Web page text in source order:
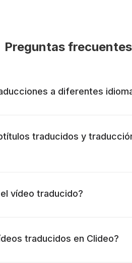
Preguntas frecuentes
a diferentes
traducidos y
vídeo traducido?
traducidos en Clideo?